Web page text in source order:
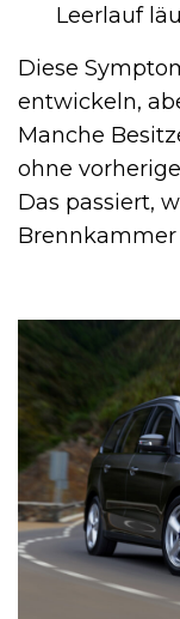
Leerlauf
Diese
entwickeln,
Manche
ohne
Das passiert,